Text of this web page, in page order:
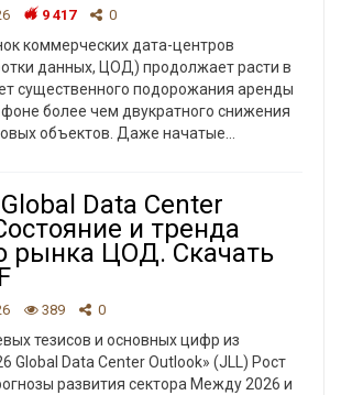
9 417 0
коммерческих дата-центров
данных, ЦОД) продолжает расти в
существенного подорожания аренды
более чем двукратного снижения
объектов. Даже начатые…
Data Center
и тренда
рынка ЦОД. Скачать
389 0
тезисов и основных цифр из
Global Data Center Outlook» (JLL) Рост
развития сектора Между 2026 и